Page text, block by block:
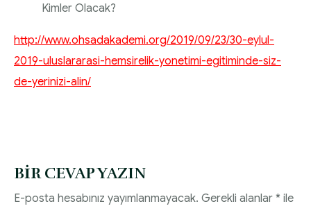
Kimler Olacak?
http://www.ohsadakademi.org/2019/09/23/30-eylul-
2019-uluslararasi-hemsirelik-yonetimi-egitiminde-siz-
de-yerinizi-alin/
BIR CEVAP YAZIN
E-posta hesabınız yayımlanmayacak. Gerekli alanlar * ile